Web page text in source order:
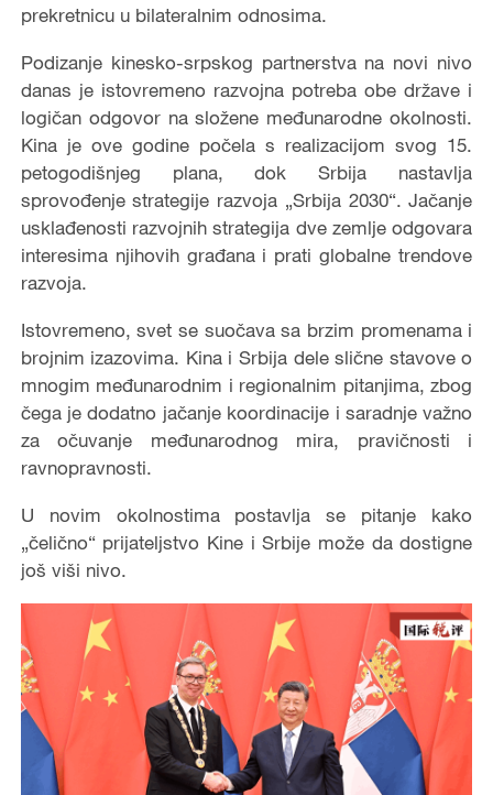
prekretnicu u bilateralnim odnosima.
Podizanje kinesko-srpskog partnerstva na novi nivo
danas je istovremeno razvojna potreba obe države i
logičan odgovor na složene međunarodne okolnosti.
Kina je ove godine počela s realizacijom svog 15.
petogodišnjeg plana, dok Srbija nastavlja
sprovođenje strategije razvoja „Srbija 2030“. Jačanje
usklađenosti razvojnih strategija dve zemlje odgovara
interesima njihovih građana i prati globalne trendove
razvoja.
Istovremeno, svet se suočava sa brzim promenama i
brojnim izazovima. Kina i Srbija dele slične stavove o
mnogim međunarodnim i regionalnim pitanjima, zbog
čega je dodatno jačanje koordinacije i saradnje važno
za očuvanje međunarodnog mira, pravičnosti i
ravnopravnosti.
U novim okolnostima postavlja se pitanje kako
„čelično“ prijateljstvo Kine i Srbije može da dostigne
još viši nivo.